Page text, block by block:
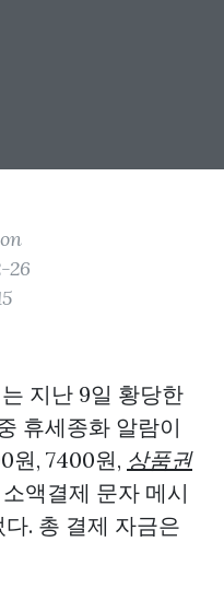
26
지난 9일 황당한
휴세종화 알람이
원, 7400원, 상품권
액결제 문자 메시
. 총 결제 자금은